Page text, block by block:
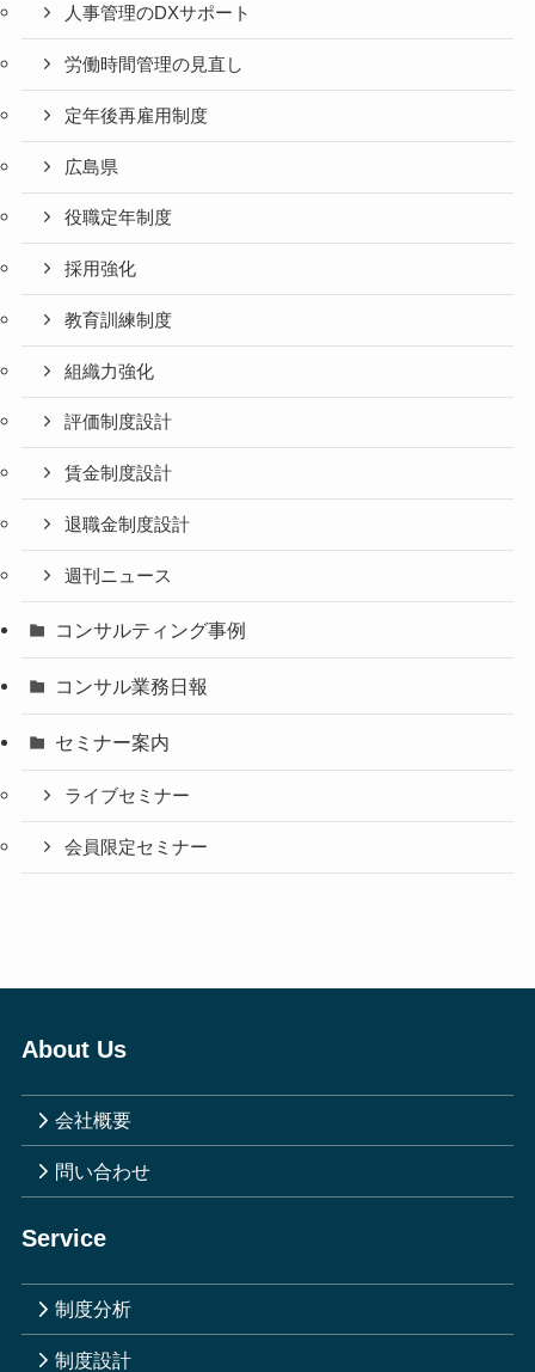
人事管理のDXサポート
労働時間管理の見直し
定年後再雇用制度
広島県
役職定年制度
採用強化
教育訓練制度
組織力強化
評価制度設計
賃金制度設計
退職金制度設計
週刊ニュース
コンサルティング事例
コンサル業務日報
セミナー案内
ライブセミナー
会員限定セミナー
About Us
会社概要
問い合わせ
Service
制度分析
制度設計